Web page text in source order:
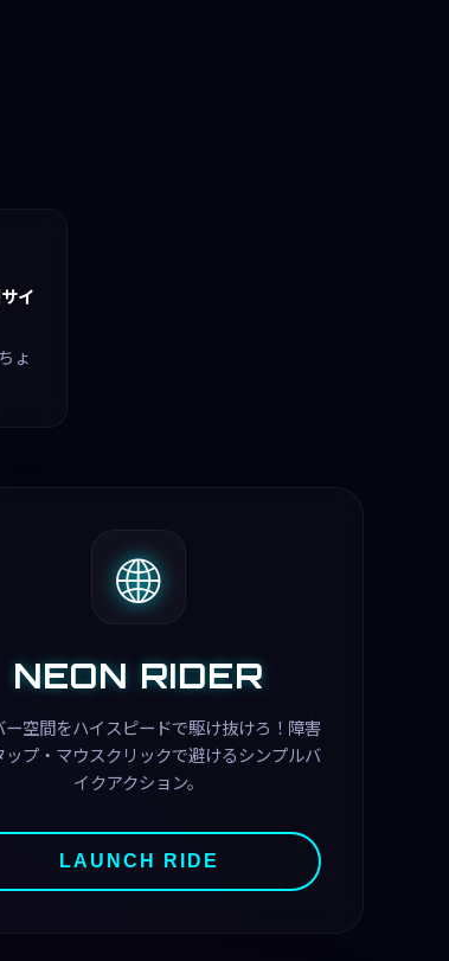
イ
ょ
🌐
NEON RIDER
ー空間をハイスピードで駆け抜けろ！障害
ップ・マウスクリックで避けるシンプルバ
イクアクション。
LAUNCH RIDE